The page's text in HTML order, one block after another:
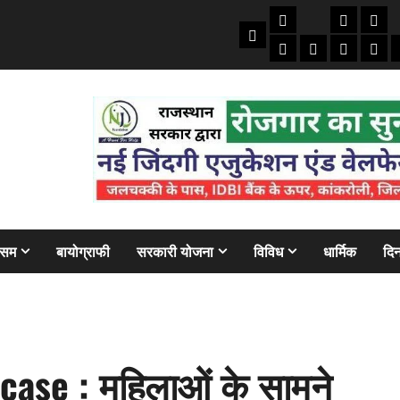
Home
तकनीकी
ऑटो
मोबाइल
क्राइम/
अजबबैंक
बायोग्राफी सरकारी योजना विविध धार्मिक
: महिलाओं के सामने